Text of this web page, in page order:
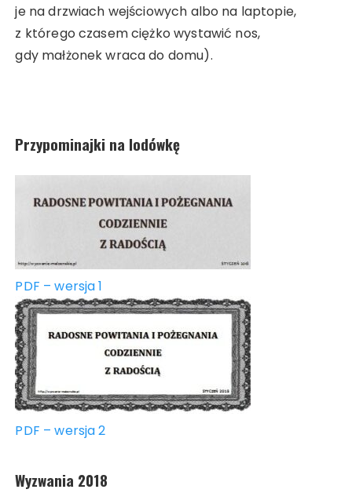
je na drzwiach wejściowych albo na laptopie,
z którego czasem ciężko wystawić nos,
gdy małżonek wraca do domu).
Przypominajki na lodówkę
PDF – wersja 1
PDF – wersja 2
Wyzwania 2018